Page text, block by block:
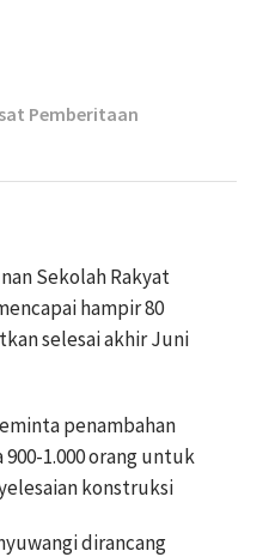
Pemberitaan
Sekolah Rakyat
hampir 80
selesai akhir Juni
penambahan
1.000 orang untuk
konstruksi
dirancang